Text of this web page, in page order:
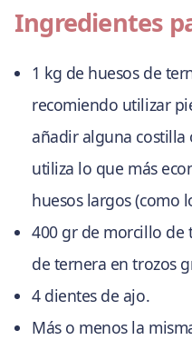
Ingredientes
1 kg de huesos de
recomiendo utilizar
añadir alguna
utiliza lo que más
huesos largos (como
400 gr de morcillo de
de ternera en trozos
4 dientes de ajo.
Más o menos la